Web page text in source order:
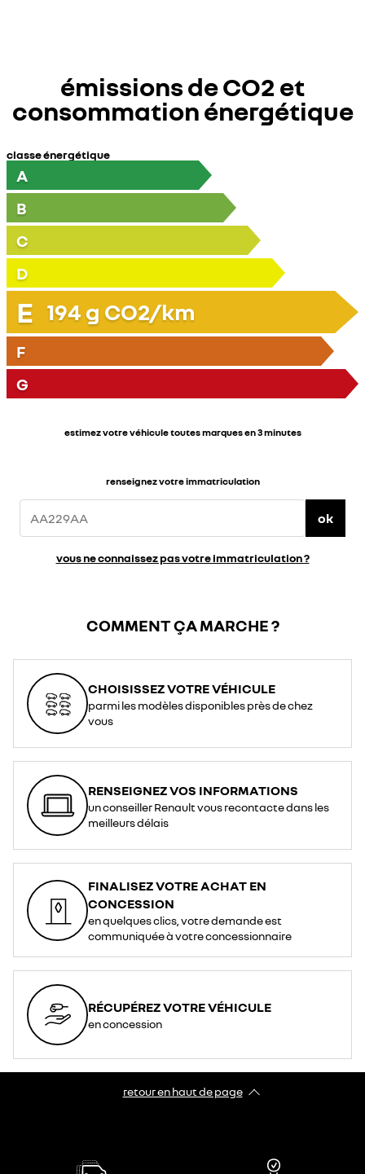
émissions de CO2 et
consommation énergétique
classe énergétique
A
B
C
D
E 194 g CO2/km
F
G
estimez votre véhicule toutes marques en 3 minutes
renseignez votre immatriculation
ok
vous ne connaissez pas votre immatriculation ?
COMMENT ÇA MARCHE ?
CHOISISSEZ VOTRE VÉHICULE
parmi les modèles disponibles près de chez
vous
RENSEIGNEZ VOS INFORMATIONS
un conseiller Renault vous recontacte dans les
meilleurs délais
FINALISEZ VOTRE ACHAT EN
CONCESSION
en quelques clics, votre demande est
communiquée à votre concessionnaire
RÉCUPÉREZ VOTRE VÉHICULE
en concession
retour en haut de page​